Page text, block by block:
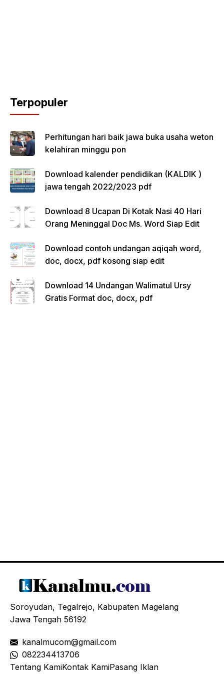
Terpopuler
Perhitungan hari baik jawa buka usaha weton
kelahiran minggu pon
Download kalender pendidikan (KALDIK )
jawa tengah 2022/2023 pdf
Download 8 Ucapan Di Kotak Nasi 40 Hari
Orang Meninggal Doc Ms. Word Siap Edit
Download contoh undangan aqiqah word,
doc, docx, pdf kosong siap edit
Download 14 Undangan Walimatul Ursy
Gratis Format doc, docx, pdf
Soroyudan, Tegalrejo, Kabupaten Magelang
Jawa Tengah 56192
kanalmucom@gmail.com
082234413706
Tentang KamiKontak KamiPasang Iklan